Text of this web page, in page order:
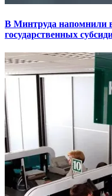
В Минтруда напомнили
государственных